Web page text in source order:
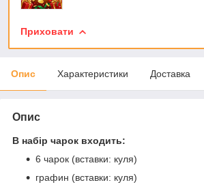
Приховати
Опис Характеристики Доставка
Опис
В набір чарок входить:
6 чарок (вставки: куля)
графин (вставки: куля)